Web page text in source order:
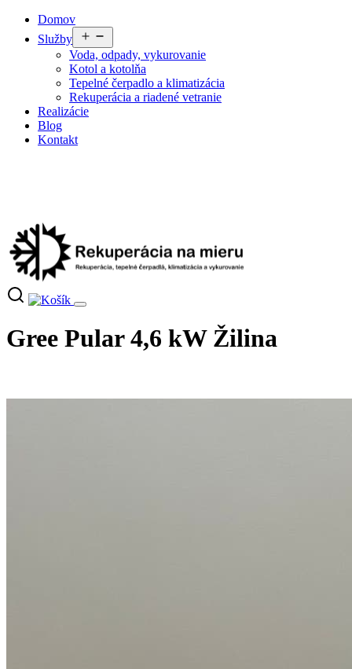
PreskočiťDomov
Služby
menu
Voda, odpady, vykurovanie
Kotol a kotolňa
Tepelné čerpadlo a klimatizácia
Rekuperácia a riadené vetranie
Realizácie
Blog
Kontakt
Gree Pular 4,6 kW Žilina